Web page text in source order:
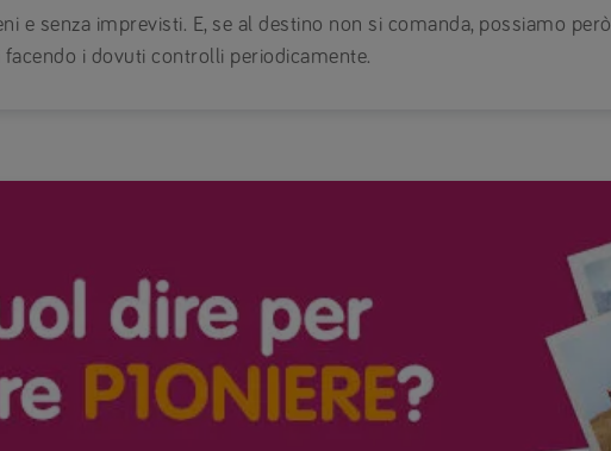
e senza imprevisti. E, se al destino non si comanda, possiamo però
i dovuti controlli periodicamente.